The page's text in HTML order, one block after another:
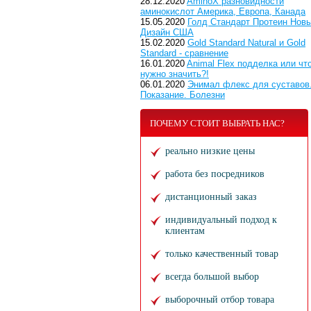
аминокислот Америка, Европа, Канада
15.05.2020 Голд Стандарт Протеин
Дизайн США
15.02.2020 Gold Standard Natural и Gold
Standard - сравнение
16.01.2020 Animal Flex подделка или
нужно значить?!
06.01.2020 Энимал флекс для суставов.
Показание. Болезни
ПОЧЕМУ СТОИТ ВЫБРАТЬ НАС?
реально низкие цены
работа без посредников
дистанционный заказ
индивидуальный подход к
клиентам
только качественный товар
всегда большой выбор
выборочный отбор товара